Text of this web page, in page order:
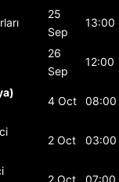
25
Sep
13:00
26
Sep
12:00
4 Oct 08:00
2 Oct 03:00
2 Oct 07:00